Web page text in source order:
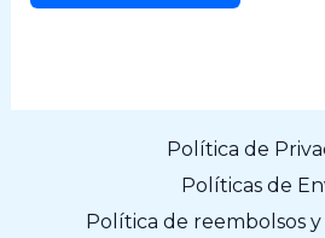
Política de
Políticas de
Política de reembolsos